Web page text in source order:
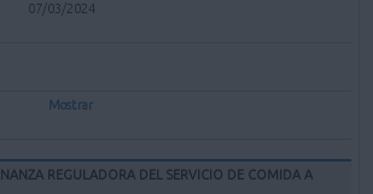
07/03/2024
Mostrar
REGULADORA DEL SERVICIO DE COMIDA A